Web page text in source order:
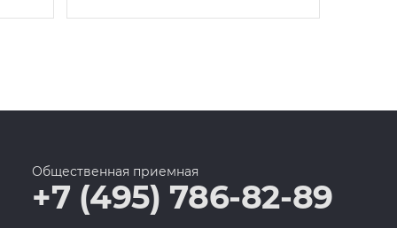
Общественная приемная
+7 (495) 786-82-89